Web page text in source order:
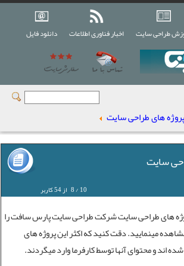
طراحی سایت اخبار فناوری اطلاعات دانلود فایل
های طراحی سایت
سایت
8/10 از54کاربر
های طراحی سایتشرکت طراحی سایتپارس سافت را
مینمایید. دقت کنید که اکثر این پروژه های
اند و محتوای آنها توسط کارفرما وارد میگردند.